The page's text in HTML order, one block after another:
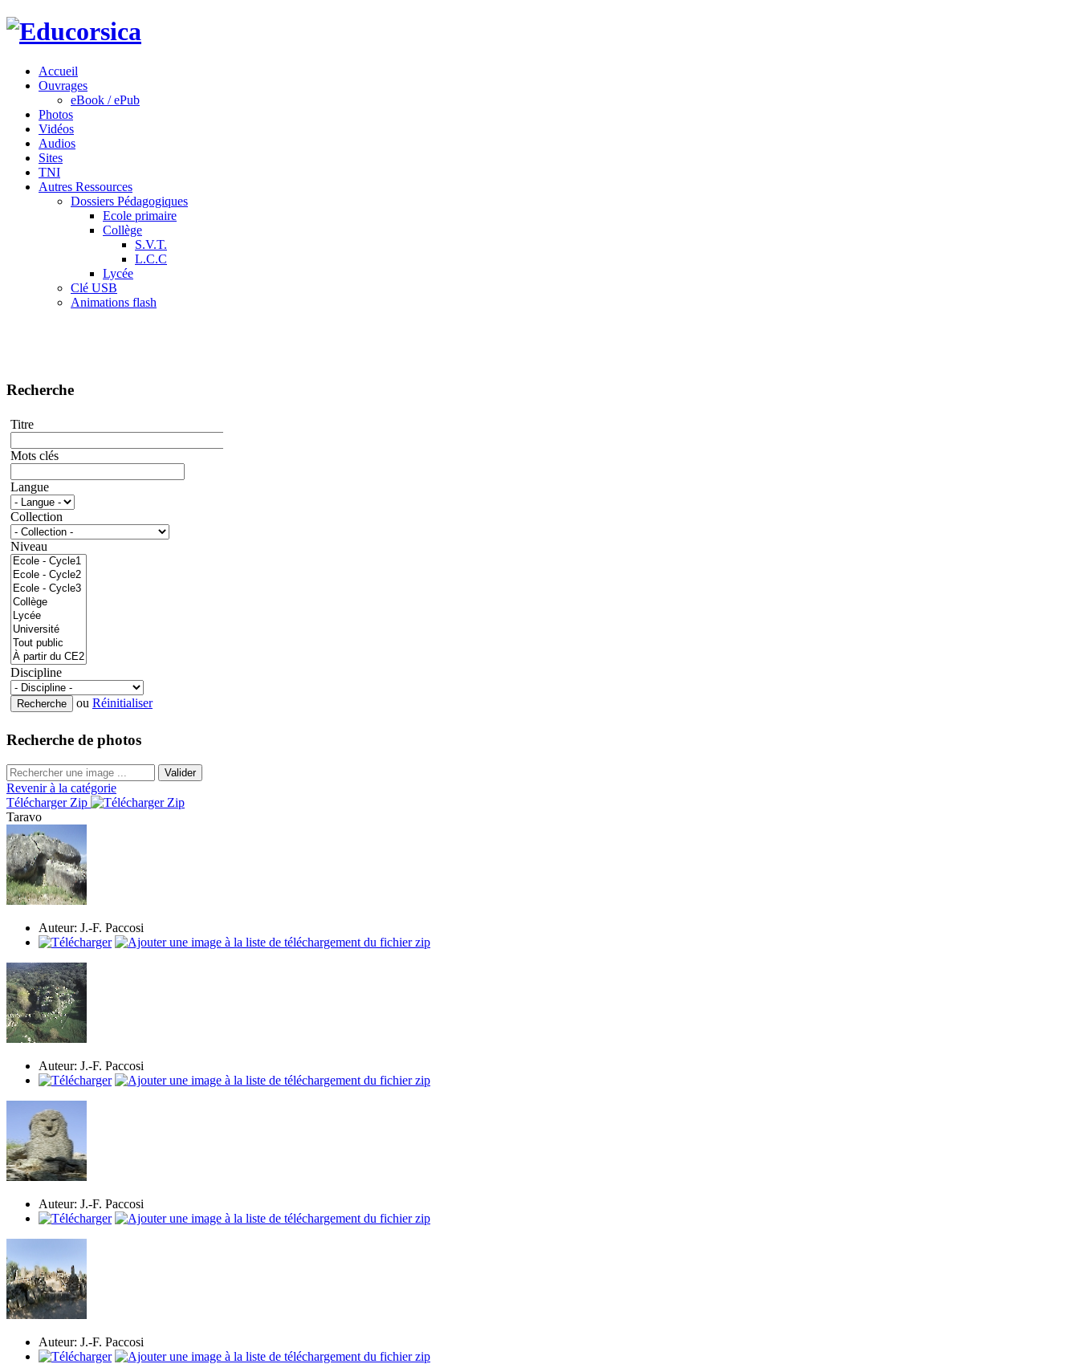
Accueil
Ouvrages
eBook / ePub
Photos
Vidéos
Audios
Sites
TNI
Autres Ressources
Dossiers Pédagogiques
Ecole primaire
Collège
S.V.T.
L.C.C
Lycée
Clé USB
Animations flash
Recherche
Titre
Mots clés
Langue
Collection
Niveau
Discipline
ou Réinitialiser
Recherche de photos
Valider
Revenir à la catégorie
Télécharger Zip
Taravo
Auteur: J.-F. Paccosi
Auteur: J.-F. Paccosi
Auteur: J.-F. Paccosi
Auteur: J.-F. Paccosi